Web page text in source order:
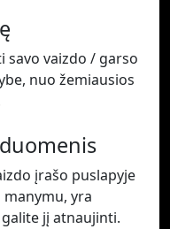
vaizdo / garso
nuo žemiausios
įrašo puslapyje
yra
jį atnaujinti.